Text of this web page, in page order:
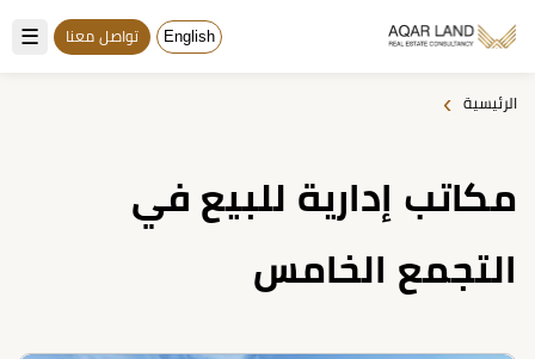
☰ English تواصل معنا
الرئيسية ›
مكاتب إدارية للبيع في
التجمع الخامس